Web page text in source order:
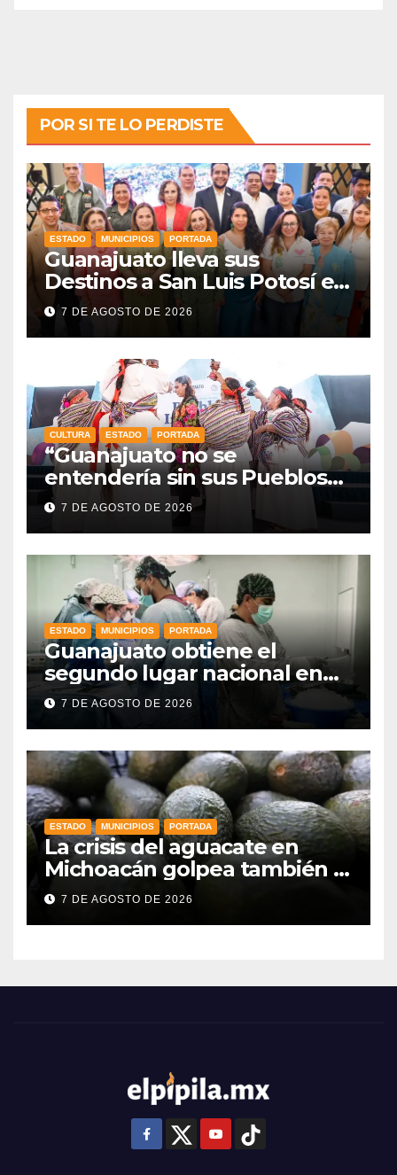
POR SI TE LO PERDISTE
ESTADO MUNICIPIOS PORTADA
Guanajuato lleva sus
Destinos a San Luis Potosí en
vísperas de la FENAPO
7 DE AGOSTO DE 2026
CULTURA ESTADO PORTADA
“Guanajuato no se
entendería sin sus Pueblos
Indígenas”: Libia Dennise
fortalece el orgullo del
7 DE AGOSTO DE 2026
ESTADO MUNICIPIOS PORTADA
Guanajuato obtiene el
segundo lugar nacional en
procuración de órganos
7 DE AGOSTO DE 2026
ESTADO MUNICIPIOS PORTADA
La crisis del aguacate en
Michoacán golpea también a
productores de Guanajuato
7 DE AGOSTO DE 2026